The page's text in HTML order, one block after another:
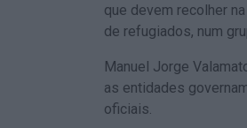
que devem recolher
de refugiados, num
Manuel Jorge
as entidades
oficiais.